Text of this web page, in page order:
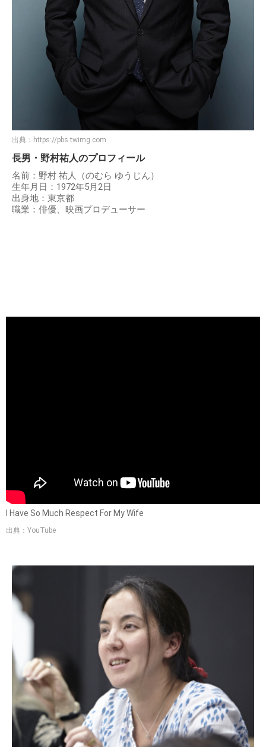
出典： https://pbs.twimg.com
長男・野村祐人のプロフィール
名前：野村 祐人（のむら ゆうじん）
生年月日：1972年5月2日
出身地：東京都
職業：俳優、映画プロデューサー
I Have So Much Respect For My Wife
出典：YouTube